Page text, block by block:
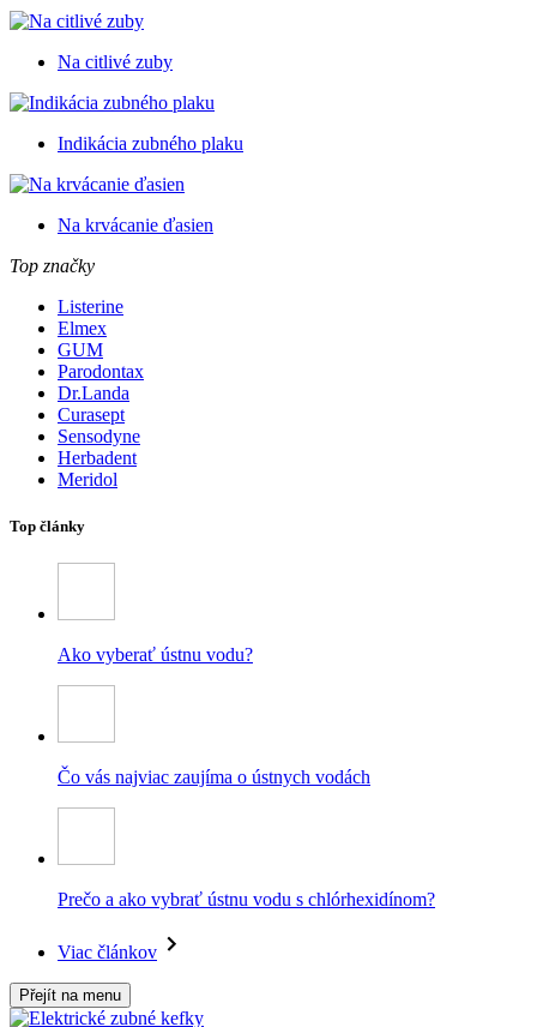
Na citlivé zuby
Indikácia zubného plaku
Na krvácanie ďasien
Top značky
Listerine
Elmex
GUM
Parodontax
Dr.Landa
Curasept
Sensodyne
Herbadent
Meridol
Top články
Ako vyberať ústnu vodu?
Čo vás najviac zaujíma o ústnych vodách
Prečo a ako vybrať ústnu vodu s chlórhexidínom?
Viac článkov
Přejít na menu